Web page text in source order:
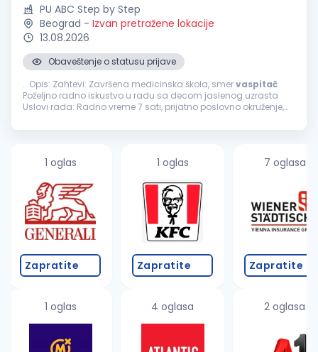
PU ABC Step by Step
Beograd - Izvan pretražene lokacije
13.08.2026
Obaveštenje o statusu prijave
...Opis: Zahtevi: Završena medicinska škola, smervaspitač
Poželjno radno iskustvo u radu sa decom jaslenog uzrasta
Uslovi rada: Radno vreme 7 sati, prijatno poslovno okruženje,
Banovom brdu...
1 oglas
Zapratite
1 oglas
1 oglas
Zapratite
4 oglasa
7 oglasa
Zapratite
2 oglasa